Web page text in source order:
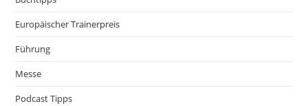
Europäischer Trainerpreis
Führung
Messe
Podcast Tipps